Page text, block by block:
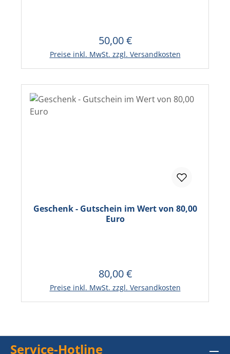
Regulärer Preis:
50,00 €
Preise inkl. MwSt. zzgl. Versandkosten
In den Warenkorb
Geschenk - Gutschein im Wert von 80,00
Euro
Regulärer Preis:
80,00 €
Preise inkl. MwSt. zzgl. Versandkosten
In den Warenkorb
Service-Hotline